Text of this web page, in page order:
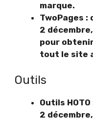
marque.
TwoPages :
2
pour
tout le site
Outils
Outils
2